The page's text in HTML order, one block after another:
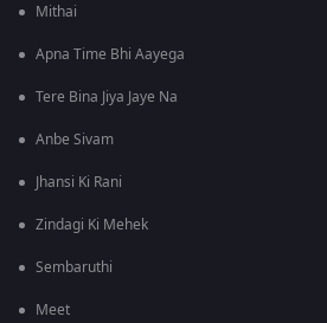
Mithai
Apna Time Bhi Aayega
Tere Bina Jiya Jaye Na
Anbe Sivam
Jhansi Ki Rani
Zindagi Ki Mehek
Sembaruthi
Meet